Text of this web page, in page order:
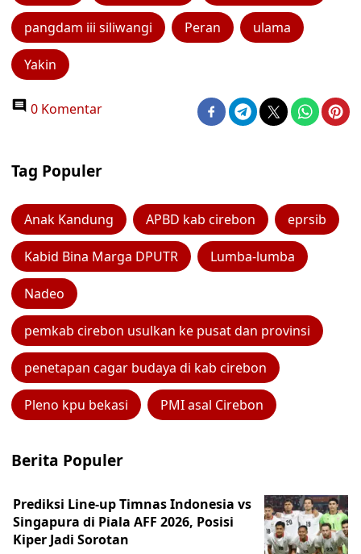
pangdam iii siliwangi Peran ulama
Yakin
0 Komentar
Tag Populer
Anak Kandung APBD kab cirebon eprsib
Kabid Bina Marga DPUTR Lumba-lumba
Nadeo
pemkab cirebon usulkan ke pusat dan provinsi
penetapan cagar budaya di kab cirebon
Pleno kpu bekasi PMI asal Cirebon
Berita Populer
Prediksi Line-up Timnas Indonesia vs
Singapura di Piala AFF 2026, Posisi
Kiper Jadi Sorotan